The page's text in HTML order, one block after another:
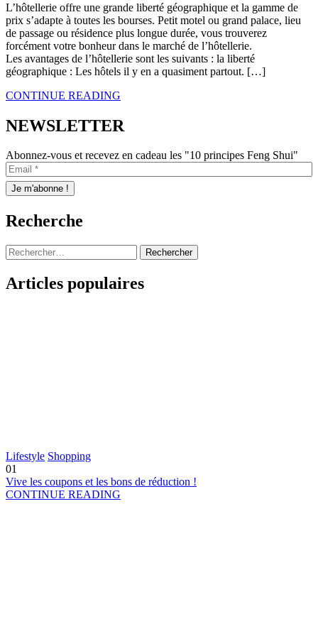
L’hôtellerie offre une grande liberté géographique et la gamme de
prix s’adapte à toutes les bourses. Petit motel ou grand palace, lieu
de passage ou résidence plus longue durée, vous trouverez
forcément votre bonheur dans le marché de l’hôtellerie.
Les avantages de l’hôtellerie sont les suivants : la liberté
géographique : Les hôtels il y en a quasiment partout. […]
CONTINUE READING
NEWSLETTER
Abonnez-vous et recevez en cadeau les "10 principes Feng Shui"
Recherche
Rechercher :
Articles populaires
Lifestyle Shopping
01
Vive les coupons et les bons de réduction !
CONTINUE READING